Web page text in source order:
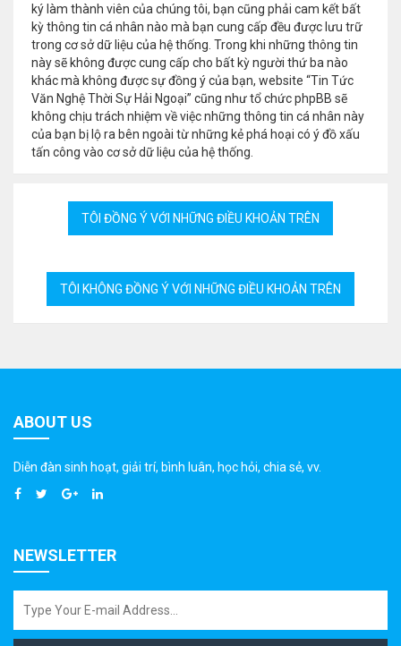
ký làm thành viên của chúng tôi, bạn cũng phải cam kết bất
kỳ thông tin cá nhân nào mà bạn cung cấp đều được lưu trữ
trong cơ sở dữ liệu của hệ thống. Trong khi những thông tin
này sẽ không được cung cấp cho bất kỳ người thứ ba nào
khác mà không được sự đồng ý của bạn, website “Tin Tức
Văn Nghệ Thời Sự Hải Ngoại” cũng như tổ chức phpBB sẽ
không chịu trách nhiệm về việc những thông tin cá nhân này
của bạn bị lộ ra bên ngoài từ những kẻ phá hoại có ý đồ xấu
tấn công vào cơ sở dữ liệu của hệ thống.
ABOUT US
Diễn đàn sinh hoạt, giải trí, bình luân, học hỏi, chia sẻ, vv.
NEWSLETTER